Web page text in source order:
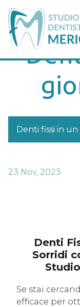
Denti fissi in
23 Nov, 2023
Denti
Sorridi
Se stai
efficace per